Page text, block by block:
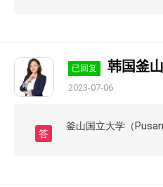
已回复 韩国釜
2023-07-06
答
釜山国立大学（